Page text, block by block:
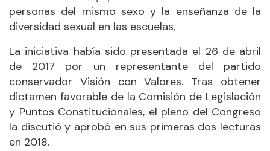
personas del mismo sexo y la enseñanza de la
diversidad sexual en las escuelas.
La iniciativa había sido presentada el 26 de abril
de 2017 por un representante del partido
conservador Visión con Valores. Tras obtener
dictamen favorable de la Comisión de Legislación
y Puntos Constitucionales, el pleno del Congreso
la discutió y aprobó en sus primeras dos lecturas
en 2018.